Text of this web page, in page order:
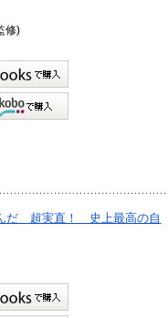
修)
んだ 超実直！ 史上最高の自